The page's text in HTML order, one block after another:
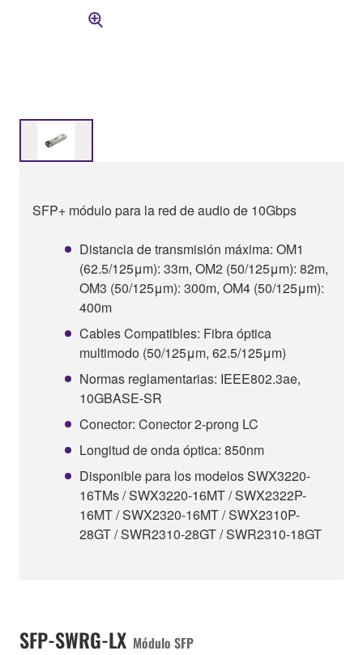
SFP+ módulo para la red de audio de 10Gbps
Distancia de transmisión máxima: OM1
(62.5/125μm): 33m, OM2 (50/125μm): 82m,
OM3 (50/125μm): 300m, OM4 (50/125μm):
400m
Cables Compatibles: Fibra óptica
multimodo (50/125μm, 62.5/125μm)
Normas reglamentarias: IEEE802.3ae,
10GBASE-SR
Conector: Conector 2-prong LC
Longitud de onda óptica: 850nm
Disponible para los modelos SWX3220-
16TMs / SWX3220-16MT / SWX2322P-
16MT / SWX2320-16MT / SWX2310P-
28GT / SWR2310-28GT / SWR2310-18GT
SFP-SWRG-LX Módulo SFP